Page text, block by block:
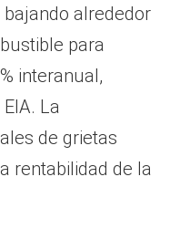
alrededor
para
interanual,
La
de grietas
rentabilidad de la